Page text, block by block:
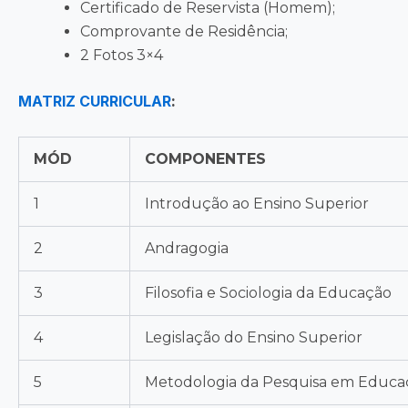
Certificado de Reservista (Homem);
Comprovante de Residência;
2 Fotos 3×4
MATRIZ CURRICULAR:
MÓD COMPONENTES
1 Introdução ao Ensino Superior
2 Andragogia
3 Filosofia e Sociologia da Educação
4 Legislação do Ensino Superior
5 Metodologia da Pesquisa em